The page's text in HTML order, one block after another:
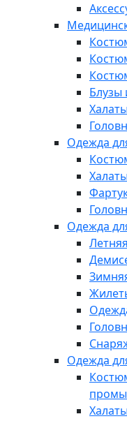
Блузы
Одежда
Одежда
Одежда